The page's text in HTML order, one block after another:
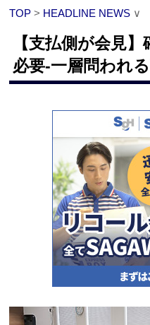
TOP > HEADLINE NEWS ∨
【支払側が会見
必要‐一層問われ